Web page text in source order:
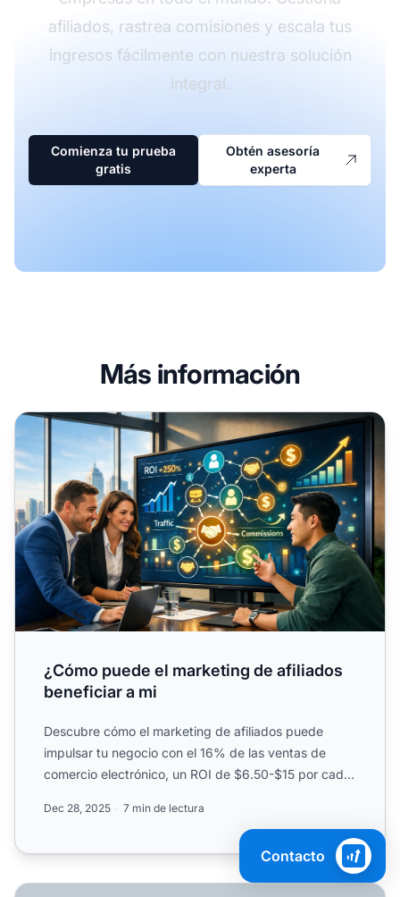
afiliados, rastrea comisiones y escala tus
ingresos fácilmente con nuestra solución
integral.
Comienza tu prueba
gratis
Obtén asesoría
experta
Más información
¿Cómo puede el marketing de afiliados beneficiar a mi
¿Cómo puede el marketing de afiliados
beneficiar a mi
Descubre cómo el marketing de afiliados puede
impulsar tu negocio con el 16% de las ventas de
comercio electrónico, un ROI de $6.50-$15 por cada
Dec 28, 2025 7 min de lectura
Contacto